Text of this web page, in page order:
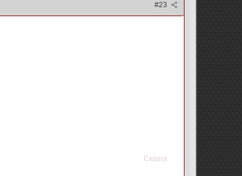
#23
Скарга